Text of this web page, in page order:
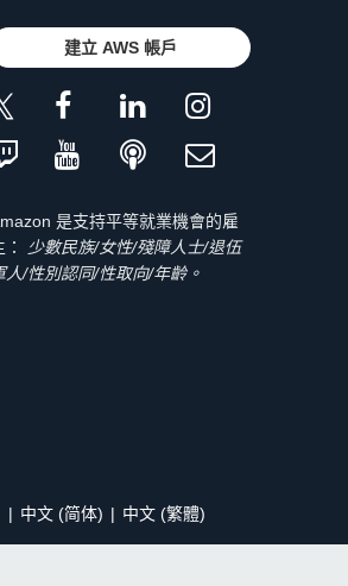
建立 AWS 帳戶
是支持平等就業機會的雇
：
少數民族/女性/殘障人士/退伍
人/性別認同/性取向/年齡。
中文 (简体) 中文 (繁體)